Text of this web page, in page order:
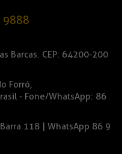
9888
Barcas. CEP: 64200-200
Forró,
- Fone/WhatsApp: 86
118 | WhatsApp 86 9